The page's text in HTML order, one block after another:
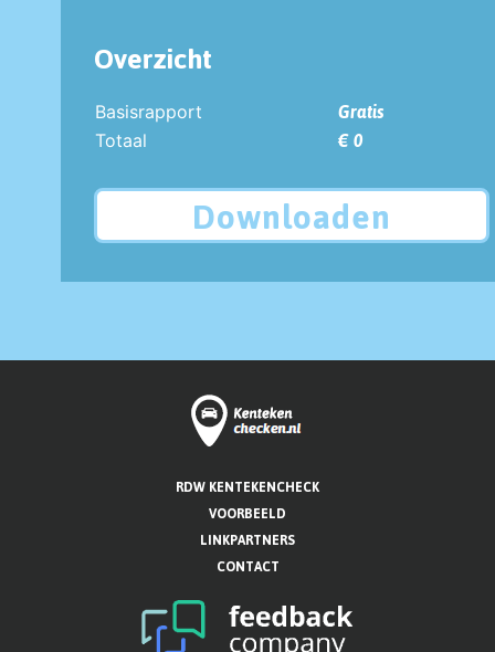
Overzicht
Basisrapport
Gratis
Totaal
€ 0
Downloaden
RDW KENTEKENCHECK
VOORBEELD
LINKPARTNERS
CONTACT